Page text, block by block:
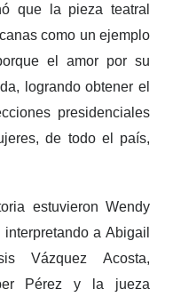
que la pieza teatral
como un ejemplo
el amor por su
logrando obtener el
presidenciales
de todo el país,
estuvieron Wendy
a Abigail
Vázquez Acosta,
Pérez y la jueza